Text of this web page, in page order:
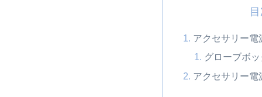
アクセサリー電
グローブボ
アクセサリー電